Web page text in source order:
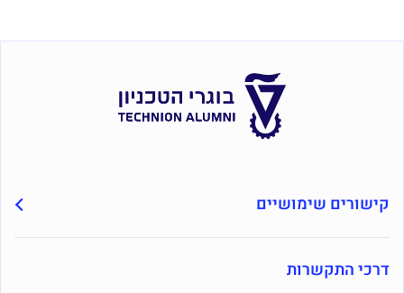
קישורים שימושיים
דרכי התקשרות